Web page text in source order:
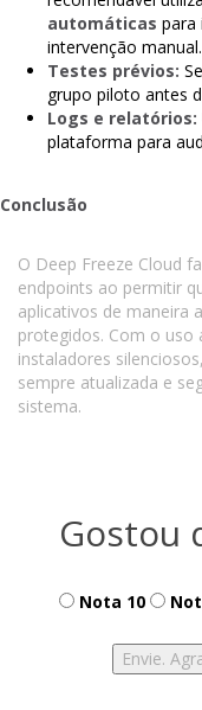
automáticas para
intervenção manual.
Testes prévios:
grupo piloto antes
Logs e relatórios:
plataforma para
Conclusão
O Deep Freeze Cloud
endpoints ao permitir
aplicativos de maneira
protegidos. Com o uso
instaladores
sempre atualizada e
sistema.
Gostou
Nota 10